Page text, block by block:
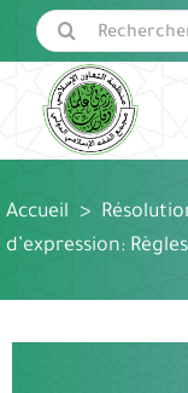
Passer
contenu
Rechercher:
Accueil >
d’expression: